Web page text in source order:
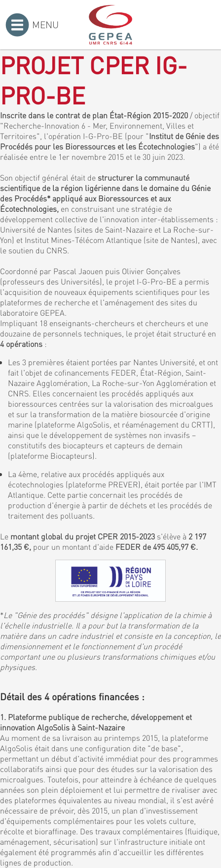
MENU
PROJET CPER IG-
PRO-BE
Inscrite dans le contrat de plan État-Région 2015-2020 / objectif
"Recherche-Innovation 6 - Mer, Environnement, Villes et
Territoires", l'opération I-G-Pro-BE (pour "Institut de Génie des
Procédés pour les Bioressources et les Écotechnologies") a été
réalisée entre le 1er novembre 2015 et le 30 juin 2023.
Son objectif général était de structurer la communauté
scientifique de la région ligérienne dans le domaine du Génie
des Procédés* appliqué aux Bioressources et aux
Écotechnologies, en construisant une stratégie de
développement collective de l'innovation inter-établissements :
Université de Nantes (sites de Saint-Nazaire et La Roche-sur-
Yon) et Institut Mines-Télécom Atlantique (site de Nantes), avec
le soutien du CNRS.
Coordonné par Pascal Jaouen puis Olivier Gonçalves
(professeurs des Universités), le projet I-G-Pro-BE a permis
l'acquisition de nouveaux équipements scientifiques pour les
plateformes de recherche et l'aménagement des sites du
laboratoire GEPEA.
Impliquant 18 enseignants-chercheurs et chercheurs et une
douzaine de personnels techniques, le projet était structuré en
4 opérations :
Les 3 premières étaient portées par Nantes Université, et ont
fait l'objet de cofinancements FEDER, État-Région, Saint-
Nazaire Agglomération, La Roche-sur-Yon Agglomération et
CNRS. Elles concernaient les procédés appliqués aux
bioressources centrées sur la valorisation des microalgues
et sur la transformation de la matière biosourcée d'origine
marine (plateforme AlgoSolis, et réaménagement du CRTT),
ainsi que le développement de systèmes non invasifs –
constitutifs des biocapteurs et capteurs de demain
(plateforme Biocapteurs).
La 4ème, relative aux procédés appliqués aux
écotechnologies (plateforme PREVER), était portée par l'IMT
Atlantique. Cette partie concernait les procédés de
production d'énergie à partir de déchets et les procédés de
traitement des polluants.
Le montant global du projet CPER 2015-2023 s'élève à 2 197
161,35 €, pour un montant d'aide FEDER de 495 405,97 €.
*Le "Génie des procédés" désigne l'application de la chimie à
l'échelle industrielle. Il a pour but la transformation de la
matière dans un cadre industriel et consiste en la conception, le
dimensionnement et le fonctionnement d'un procédé
comportant une ou plusieurs transformations chimiques et/ou
physiques.
Détail des 4 opérations financées :
1. Plateforme publique de recherche, développement et
innovation AlgoSolis à Saint-Nazaire
Au moment de sa livraison au printemps 2015, la plateforme
AlgoSolis était dans une configuration dite "de base",
permettant un début d'activité immédiat pour des programmes
collaboratifs ainsi que pour des études sur la valorisation des
microalgues. Toutefois, pour atteindre à échéance de quelques
années son plein déploiement et lui permettre de rivaliser avec
des plateformes équivalentes au niveau mondial, il s'est avéré
nécessaire de prévoir, dès 2015, un plan d'investissement
d'équipements complémentaires pour les volets culture,
récolte et bioraffinage. Des travaux complémentaires (fluidique,
aménagement, sécurisation) sur l'infrastructure initiale ont
également été programmés afin d'accueillir les différentes
lignes de production.